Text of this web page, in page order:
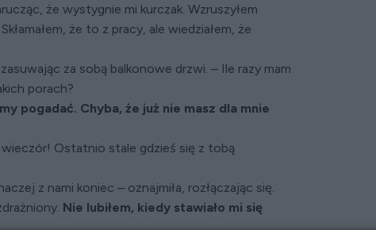
że wystygnie mi kurczak. Wzruszyłem
że to z pracy, ale wiedziałem, że
za sobą balkonowe drzwi. – Ile razy mam
porach?
pogadać. Chyba, że już nie masz dla mnie
Ostatnio stale gdzieś się z tobą
z nami koniec – oznajmiła, rozłączając się.
Nie lubiłem, kiedy stawiało mi się